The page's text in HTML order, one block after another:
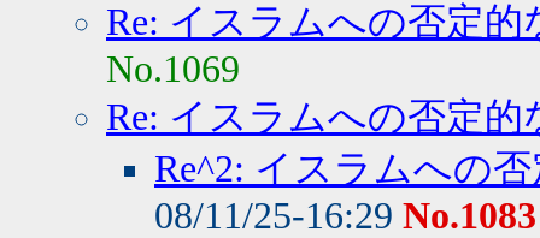
Re: イスラムへの否定的
No.1069
Re: イスラムへの否定的
Re^2: イスラムへの
08/11/25-16:29 No.1083